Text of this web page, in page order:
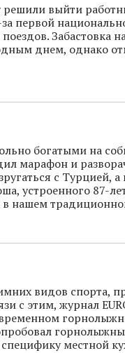
решили выйти
первой
Забастовка
днем, однако
богатыми на
марафон и
с Турцией,
устроенного 87-
нашем
видов спорта,
с этим, журнал
местной